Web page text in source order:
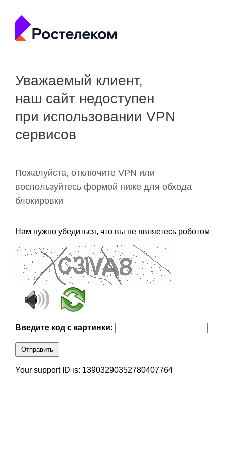
Уважаемый клиент,
наш сайт недоступен
при использовании VPN
сервисов
Пожалуйста, отключите VPN или
воспользуйтесь формой ниже для обхода
блокировки
Нам нужно убедиться, что вы не являетесь роботом
Введите код с картинки:
Отправить
Your support ID is: 13903290352780407764